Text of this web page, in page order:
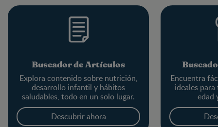
Buscador de Artículos
Explora contenido sobre nutrición,
desarrollo infantil y hábitos
saludables, todo en un solo lugar.
Descubrir ahora
Encuentra
ideales
edad